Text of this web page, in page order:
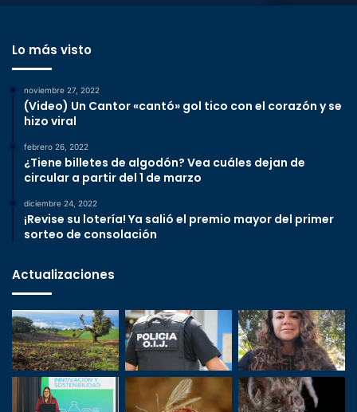
Lo más visto
noviembre 27, 2022
(Video) Un Cantor «cantó» gol tico con el corazón y se
hizo viral
febrero 26, 2022
¿Tiene billetes de algodón? Vea cuáles dejan de
circular a partir del 1 de marzo
diciembre 24, 2022
¡Revise su lotería! Ya salió el premio mayor del primer
sorteo de consolación
Actualizaciones